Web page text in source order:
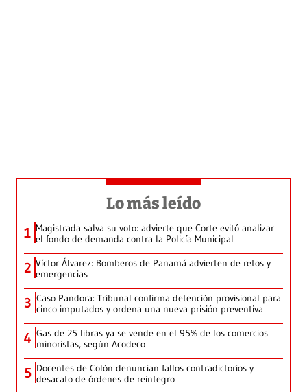
Lo más leído
1 Magistrada salva su voto: advierte que Corte evitó analizar
el fondo de demanda contra la Policía Municipal
2 Víctor Álvarez: Bomberos de Panamá advierten de retos y
emergencias
3 Caso Pandora: Tribunal confirma detención provisional para
cinco imputados y ordena una nueva prisión preventiva
4 Gas de 25 libras ya se vende en el 95% de los comercios
minoristas, según Acodeco
5 Docentes de Colón denuncian fallos contradictorios y
desacato de órdenes de reintegro